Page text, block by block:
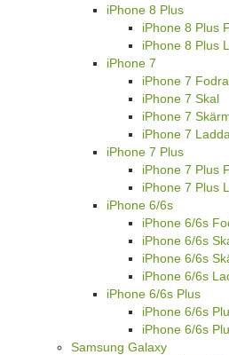
iPhone 8 Plus
iPhone 8 Plus
iPhone 8 Plus
iPhone 7
iPhone 7
iPhone 7 Skal
iPhone 7
iPhone 7
iPhone 7 Plus
iPhone 7 Plus
iPhone 7 Plus
iPhone 6/6s
iPhone 6/6s
iPhone 6/6s
iPhone 6/6s
iPhone 6/6s
iPhone 6/6s Plus
iPhone 6/6s
iPhone 6/6s
Samsung Galaxy